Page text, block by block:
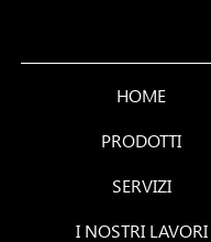
HOME
PRODOTTI
SERVIZI
I NOSTRI LAVORI